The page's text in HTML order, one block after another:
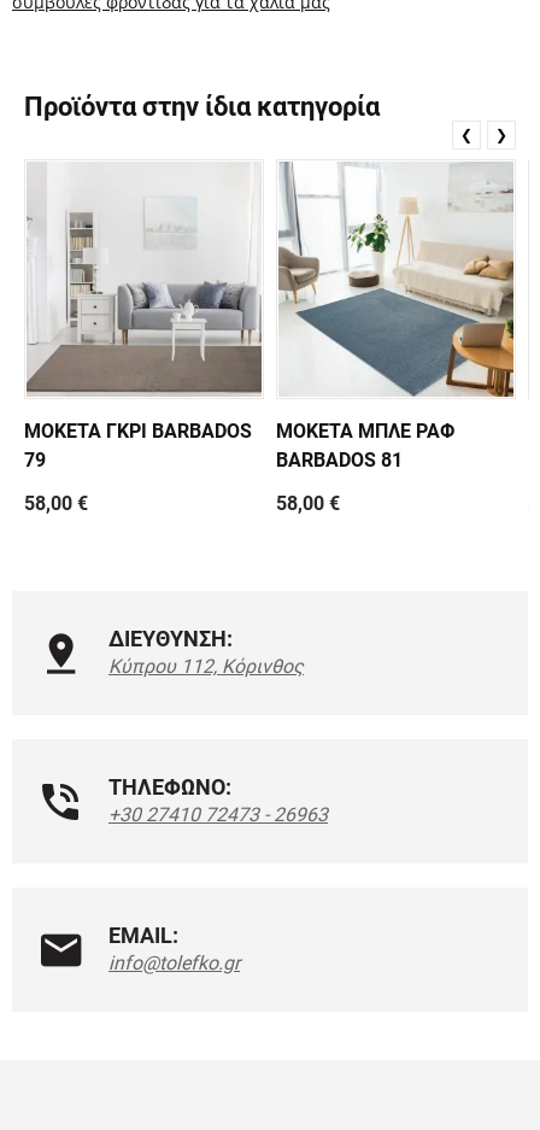
Προϊόντα στην ίδια κατηγορία
ΜΟΚΕΤΑ ΓΚΡΙ BARBADOS
79
58,00 €
ΜΟΚΕΤΑ ΜΠΛΕ ΡΑΦ
BARBADOS 81
58,00 €
❮ ❯
ΔΙΕΥΘΥΝΣΗ:
Κύπρου 112, Κόρινθος
ΤΗΛΕΦΩΝΟ:
+30 27410 72473 - 26963
EMAIL:
info@tolefko.gr